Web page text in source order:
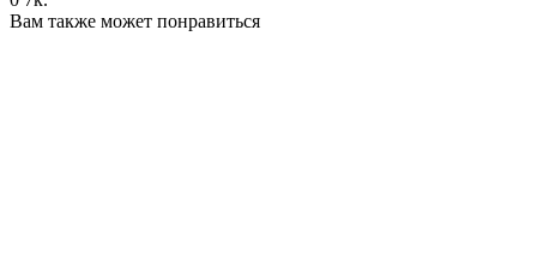
Вам также может понравиться